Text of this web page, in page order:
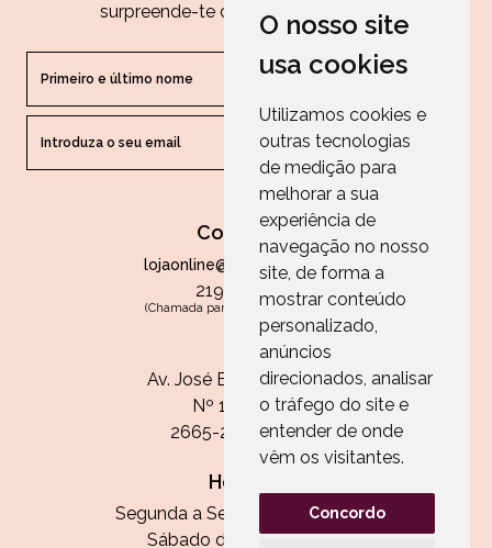
O nosso site
usa cookies
Utilizamos cookies e
outras tecnologias
de medição para
melhorar a sua
experiência de
navegação no nosso
site, de forma a
mostrar conteúdo
personalizado,
anúncios
direcionados, analisar
o tráfego do site e
entender de onde
vêm os visitantes.
Concordo
surpreende-te com as nossas dicas.
ENVIAR
Contactos
lojaonline@paperandarts.pt
219 862 836
(Chamada para a rede fixa nacional)
Loja
Av. José Batista Antunes
Nº 11, Loja 10
2665-236 Malveira
Horário:
Segunda a Sexta das 13h às 20h
Sábado das 9h30 às 13h